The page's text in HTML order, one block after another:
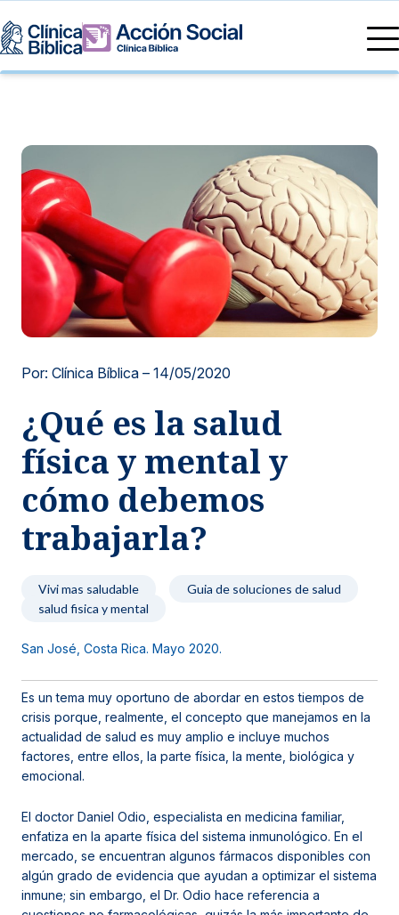
Nuestras especialidades
Centros de Excelencia
Servicios Generales
Servicios 24/7
Servicios Especializados
Otros Servicios
Mi Vida
Información
Información para el Paciente
Sobre nosotros
Investigación, Innovación y Docencia
Sedes
Noticias y blog
Por: Clínica Bíblica – 14/05/2020
¿Qué es la salud
física y mental y
cómo debemos
trabajarla?
Vivi mas saludable
Guia de soluciones de salud
salud fisica y mental
San José, Costa Rica. Mayo 2020.
Es un tema muy oportuno de abordar en estos tiempos de
crisis porque, realmente, el concepto que manejamos en la
actualidad de salud es muy amplio e incluye muchos
factores, entre ellos, la parte física, la mente, biológica y
emocional.
El doctor Daniel Odio, especialista en medicina familiar,
enfatiza en la aparte física del sistema inmunológico. En el
mercado, se encuentran algunos fármacos disponibles con
algún grado de evidencia que ayudan a optimizar el sistema
inmune; sin embargo, el Dr. Odio hace referencia a